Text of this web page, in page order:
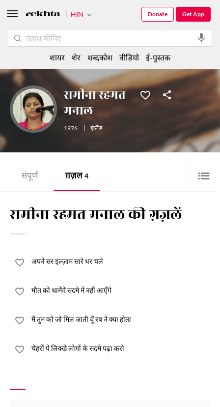
समीना रहमत
मनाल
1976 इंग्लैंड
संपूर्ण ग़ज़ल 4
समीना रहमत मनाल की ग़ज़लें
अपने सर इल्ज़ाम सारे धर चले
मौत को थामेंगे सदमे में नहीं आएँगे
मैं तुम को जो मिल जाती यूँ रब ने क्या होता
चेहरों पे लिक्खे लोगों के सदमे पढ़ा करो
HIN Get App
Donate
शायर शेर शब्दकोश वीडियो ई-पुस्तक